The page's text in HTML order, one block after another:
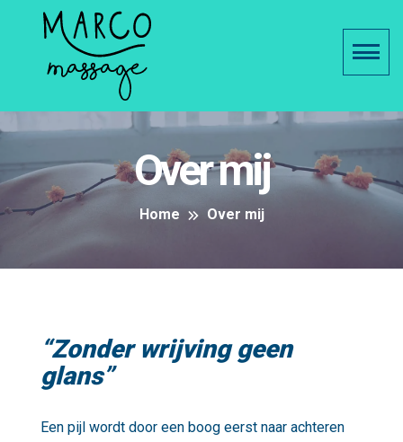
Over mij
Home Over mij
“Zonder wrijving geen
glans”
Een pijl wordt door een boog eerst naar achteren